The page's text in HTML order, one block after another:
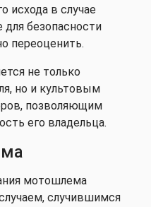
исхода в случае
для безопасности
переоценить.
не только
но и культовым
позволяющим
его владельца.
мотошлема
случившимся